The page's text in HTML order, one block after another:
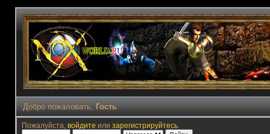
Добро пожаловать, Гость
Пожалуйста, войдите или зарегистрируйтесь.